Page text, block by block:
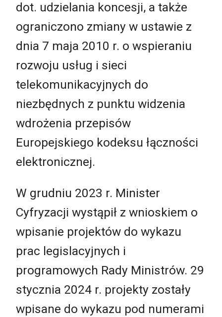
dot. udzielania koncesji, a także
ograniczono zmiany w ustawie z
dnia 7 maja 2010 r. o wspieraniu
rozwoju usług i sieci
telekomunikacyjnych do
niezbędnych z punktu widzenia
wdrożenia przepisów
Europejskiego kodeksu łączności
elektronicznej.
W grudniu 2023 r. Minister
Cyfryzacji wystąpił z wnioskiem o
wpisanie projektów do wykazu
prac legislacyjnych i
programowych Rady Ministrów. 29
stycznia 2024 r. projekty zostały
wpisane do wykazu pod numerami